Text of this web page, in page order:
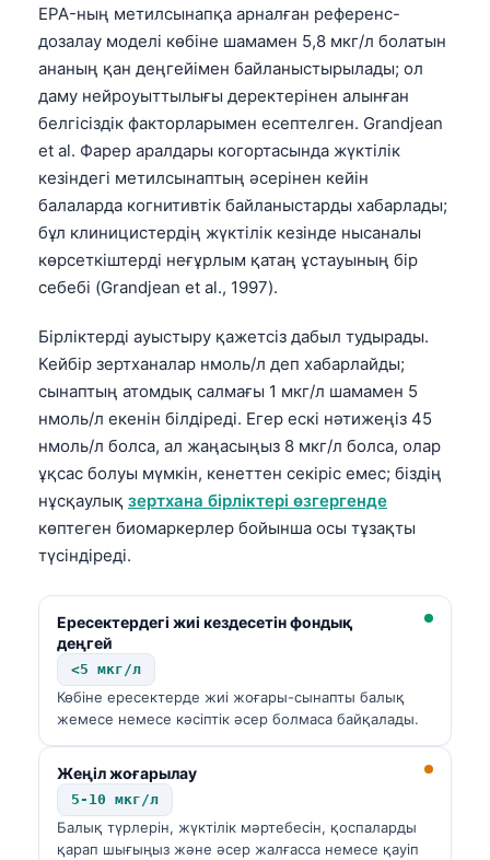
EPA-ның метилсынапқа арналған референс-
дозалау моделі көбіне шамамен 5,8 мкг/л болатын
ананың қан деңгейімен байланыстырылады; ол
даму нейроуыттылығы деректерінен алынған
белгісіздік факторларымен есептелген. Grandjean
et al. Фарер аралдары когортасында жүктілік
кезіндегі метилсынаптың әсерінен кейін
балаларда когнитивтік байланыстарды хабарлады;
бұл клиницистердің жүктілік кезінде нысаналы
көрсеткіштерді неғұрлым қатаң ұстауының бір
себебі (Grandjean et al., 1997).
Бірліктерді ауыстыру қажетсіз дабыл тудырады.
Кейбір зертханалар нмоль/л деп хабарлайды;
сынаптың атомдық салмағы 1 мкг/л шамамен 5
нмоль/л екенін білдіреді. Егер ескі нәтижеңіз 45
нмоль/л болса, ал жаңасыңыз 8 мкг/л болса, олар
ұқсас болуы мүмкін, кенеттен секіріс емес; біздің
нұсқаулық зертхана бірліктері өзгергенде
көптеген биомаркерлер бойынша осы тұзақты
түсіндіреді.
Ересектердегі жиі кездесетін фондық
деңгей
<5 мкг/л
Көбіне ересектерде жиі жоғары-сынапты балық
жемесе немесе кәсіптік әсер болмаса байқалады.
Жеңіл жоғарылау
5-10 мкг/л
Балық түрлерін, жүктілік мәртебесін, қоспаларды
қарап шығыңыз және әсер жалғасса немесе қауіп